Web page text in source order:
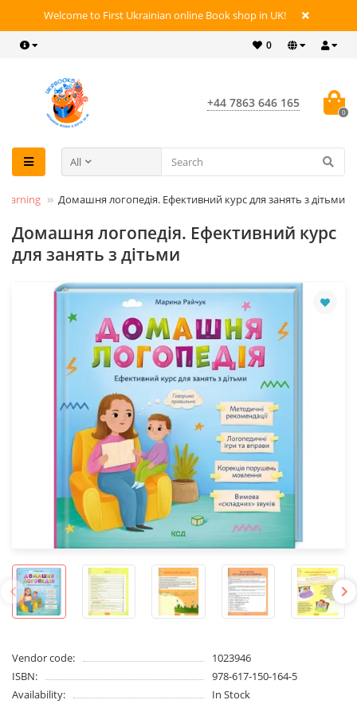
Welcome to First Ukrainian online Book shop in UK!
0
+44 7863 646 165
0
All
learning Домашня логопедія. Ефективний курс для занять з дітьми
Домашня логопедія. Ефективний курс
для занять з дітьми
Vendor code:
1023946
ISBN:
978-617-150-164-5
Availability:
In Stock